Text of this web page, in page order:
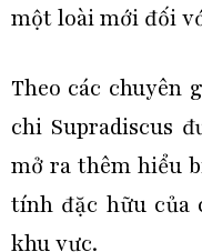
một loài mới đối
Theo các chuyên
chi Supradiscus
mở ra thêm hiểu
tính đặc hữu của
khu vực.